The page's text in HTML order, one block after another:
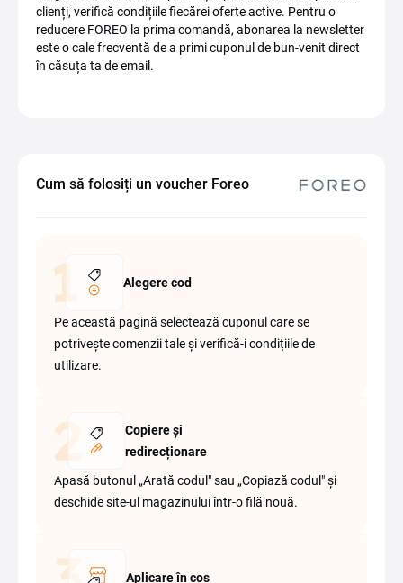
clienți, verifică condițiile fiecărei oferte active. Pentru o
reducere FOREO la prima comandă, abonarea la newsletter
este o cale frecventă de a primi cuponul de bun-venit direct
în căsuța ta de email.
Cum să folosiți un voucher Foreo
Alegere cod
Pe această pagină selectează cuponul care se
potrivește comenzii tale și verifică-i condițiile de
utilizare.
Copiere și
redirecționare
Apasă butonul „Arată codul" sau „Copiază codul" și
deschide site-ul magazinului într-o filă nouă.
Aplicare în coș